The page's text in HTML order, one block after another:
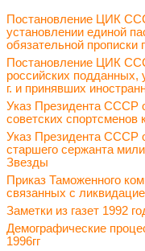
Постановление ЦИК
установлении единой
обязательной прописки
Постановление ЦИК
российских подданных,
г. и принявших
Указ Президента СССР
советских спортсменов
Указ Президента СССР
старшего сержанта
Звезды
Приказ Таможенного
связанных с
Заметки из газет 1992
Демографические
1996гг